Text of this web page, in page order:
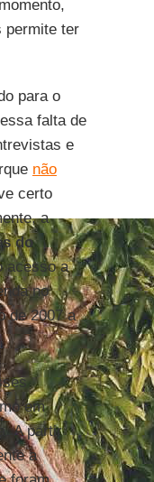
permite ter
para o
falta de
e
não
certo
a
do
acesso a
no
de 2007 a
em
A partir
a